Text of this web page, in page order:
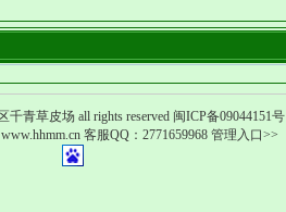
千青草皮场 all rights reserved 闽ICP备09044151号
www.hhmm.cn 客服QQ：2771659968 管理入口>>